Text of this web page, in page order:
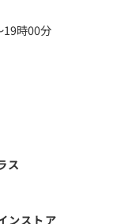
19時00分
ス
ンストア